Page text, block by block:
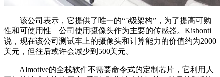
该公司表示，它提供了唯一的“5级架构”，为了提高可购
性和可使用性，公司使用摄像头作为主要的传感器。Kishonti
说，现在该公司测试车上的摄像头和计算能力的价值约为2000
美元，但往后或许会减少到500美元。
AImotive的全栈软件不需要命令式的定制芯片，它利用人